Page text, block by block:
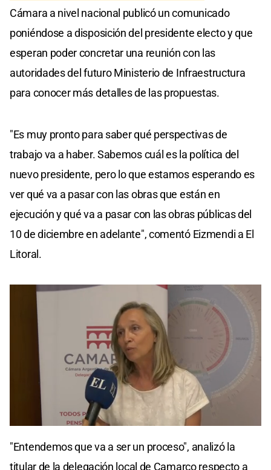
Cámara a nivel nacional publicó un comunicado
poniéndose a disposición del presidente electo y que
esperan poder concretar una reunión con las
autoridades del futuro Ministerio de Infraestructura
para conocer más detalles de las propuestas.
"Es muy pronto para saber qué perspectivas de
trabajo va a haber. Sabemos cuál es la política del
nuevo presidente, pero lo que estamos esperando es
ver qué va a pasar con las obras que están en
ejecución y qué va a pasar con las obras públicas del
10 de diciembre en adelante", comentó Eizmendi a El
Litoral.
of
"Entendemos que va a ser un proceso", analizó la
titular de la delegación local de Camarco respecto a